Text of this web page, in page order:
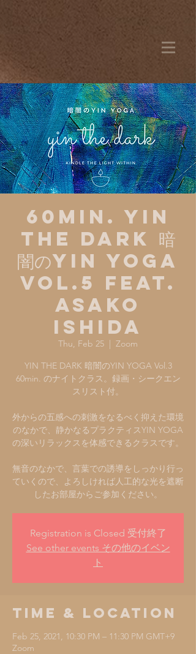
60min. YIN
THE DARK 暗
闇のYIN YOGA
Vol.5 feat.
ASAKO
ISHIDA
Thu, Feb 25
  |
Zoom
YIN THE DARK 暗闇のYIN YOGA Vol.3
60min. のナイトクラス。録画・シークエン
スリスト付。
外からの五感への刺激をなるべく抑えた環境
のなかで、静かなるプラクティスYIN YOGA
の深いリラックスを体感できるクラスです。
無音のなかで、言葉での誘導をしっかり行っ
ていくので、よろしければ人工的な光を遮断
Registration is Closed 受付終了
See other events その他のイベン
ト
Time & Location
Feb 25, 2021, 10:30 PM – 11:30 PM GMT+9
Zoom